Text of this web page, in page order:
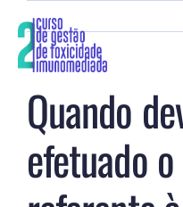
content
Quando
efetuado